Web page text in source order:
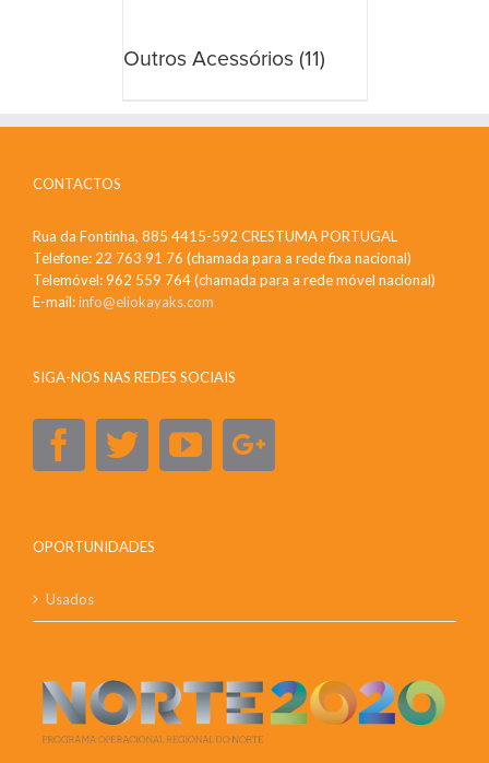
Outros Acessórios (11)
CONTACTOS
Rua da Fontinha, 885 4415-592 CRESTUMA PORTUGAL
Telefone: 22 763 91 76 (chamada para a rede fixa nacional)
Telemóvel: 962 559 764 (chamada para a rede móvel nacional)
E-mail:info@eliokayaks.com
SIGA-NOS NAS REDES SOCIAIS
OPORTUNIDADES
Usados